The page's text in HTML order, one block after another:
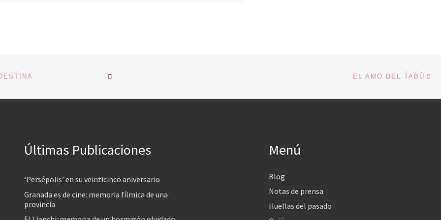
EL AMO DEL TABÚ
Últimas Publicaciones
‘Persépolis’ en su veinticinco aniversario
Granada es de cine: memoria fílmica de una
provincia
Menú
Blog
Notas de prensa
Huellas del pasado